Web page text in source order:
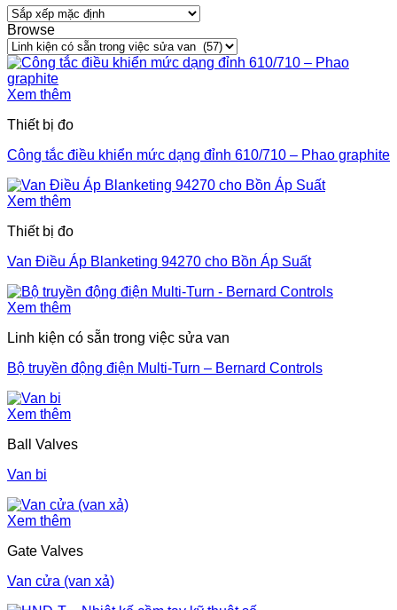
Browse
Xem thêm
Thiết bị đo
Công tắc điều khiển mức dạng đỉnh 610/710 – Phao graphite
Xem thêm
Thiết bị đo
Van Điều Áp Blanketing 94270 cho Bồn Áp Suất
Xem thêm
Linh kiện có sẵn trong việc sửa van
Bộ truyền động điện Multi-Turn – Bernard Controls
Xem thêm
Ball Valves
Van bi
Xem thêm
Gate Valves
Van cửa (van xả)